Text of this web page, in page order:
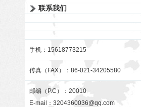
联系我们
手机：15618773215
传真（FAX）：86-021-34205580
邮编（P.C）：20010
E-mail： 3204360036@qq.com